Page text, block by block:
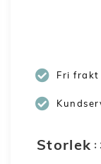
Fri frakt
Storlek :